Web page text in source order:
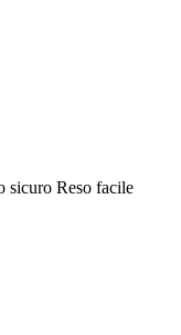
sicuro Reso facile